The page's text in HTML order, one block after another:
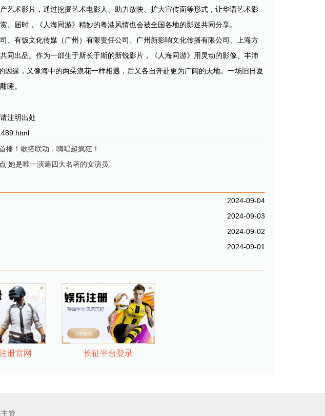
艺术影片，通过挖掘艺术电影人、助力放映、扩大宣传面等形式，让华语艺术影
。届时，《人海同游》精妙的粤港风情也会被全国各地的影迷共同分享。
、有饭文化传媒（广州）有限责任公司、广州新影响文化传播有限公司、上海方
同出品。作为一部生于斯长于斯的新锐影片，《人海同游》用灵动的影像、丰沛
因缘，又像海中的两朵浪花一样相遇，后又各自奔赴更为广阔的天地。一场旧日夏
睡。
注明出处
播！歌搭联动，嗨唱超疯狂！
她是唯一演遍四大名著的女演员
2024-09-04
2024-09-03
2024-09-02
2024-09-01
册官网 长征平台登录
管